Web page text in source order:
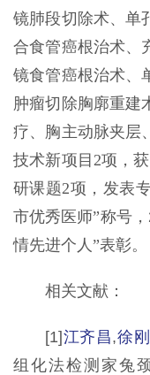
镜肺段切除术、单
合食管癌根治术、
镜食管癌根治术、
肿瘤切除胸廓重建
疗、胸主动脉夹层
技术新项目 2项，
研课题2项，发表
市优秀医师”称号，
情先进个人”表彰。
相关文献：
[1]江齐昌,徐刚
组化法检测家兔